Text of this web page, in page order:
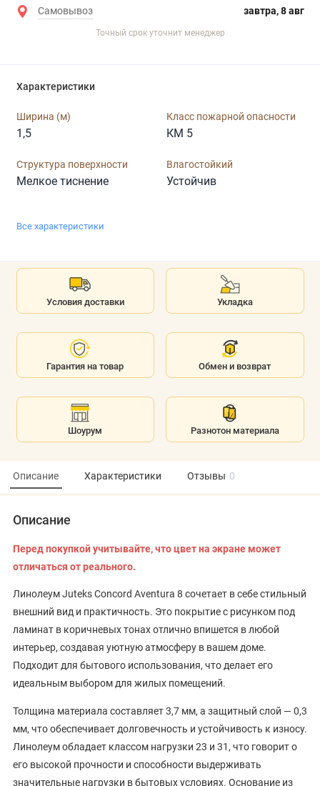
Самовывоз
завтра, 8 авг
Точный срок уточнит менеджер
Характеристики
Ширина (м)
1,5
Класс пожарной опасности
КМ 5
Структура поверхности
Мелкое тиснение
Влагостойкий
Устойчив
Все характеристики
Условия доставки Укладка
Гарантия на товар Обмен и возврат
Шоурум Разнотон материала
Описание Характеристики Отзывы 0
Описание
Перед покупкой учитывайте, что цвет на экране может
отличаться от реального.
Линолеум Juteks Concord Aventura 8 сочетает в себе стильный
внешний вид и практичность. Это покрытие с рисунком под
ламинат в коричневых тонах отлично впишется в любой
интерьер, создавая уютную атмосферу в вашем доме.
Подходит для бытового использования, что делает его
идеальным выбором для жилых помещений.
Толщина материала составляет 3,7 мм, а защитный слой — 0,3
мм, что обеспечивает долговечность и устойчивость к износу.
Линолеум обладает классом нагрузки 23 и 31, что говорит о
его высокой прочности и способности выдерживать
значительные нагрузки в бытовых условиях. Основание из